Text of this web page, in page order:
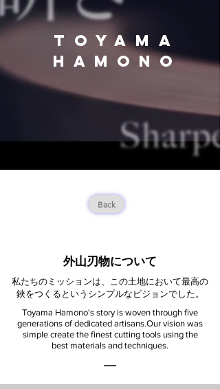
TOYAMA
HAMONO
Back
外山刃物について
私たちのミッションは、この土地において最高の
鋏をつくるというシンプルなビジョンでした。
Toyama Hamono's story is woven through five
generations of dedicated artisans.Our vision was
simple create the finest cutting tools using the
best materials and techniques.